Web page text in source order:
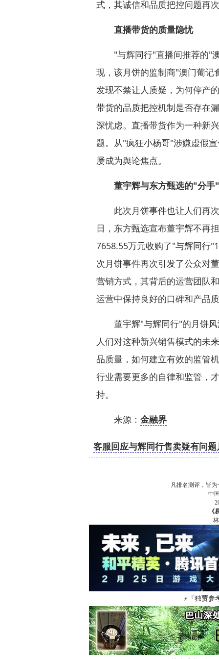
式，其诚信和品质把控问题再
直播带货的质量隐忧
"与辉同行"直播间推荐的"澳
现，该月饼的监制商"澳门葡记
发现不禁让人质疑，为何停产
带货的品质把控机制是否存在
深忧虑。直播带货作为一种新
题。从"疯狂小杨哥"涉嫌虚假
屡成为舆论焦点。
董宇辉与东方甄选的"分手
此次月饼事件也让人们再次
日，东方甄选宣布董宇辉不再
7658.55万元收购了"与辉同行
次月饼事件再次引发了公众对
营销方式，其背后的运营团队
运营中保持良好的口碑和产品
董宇辉"与辉同行"的月饼风
人们对这种新兴销售模式的未
品质量，如何建立有效的监管
行业需要更多的自律和监管，
持。
来源： 金融界
客服回应与辉同行售卖疑有问
凡排名测评，皆
中
《
⚡ 『独贾